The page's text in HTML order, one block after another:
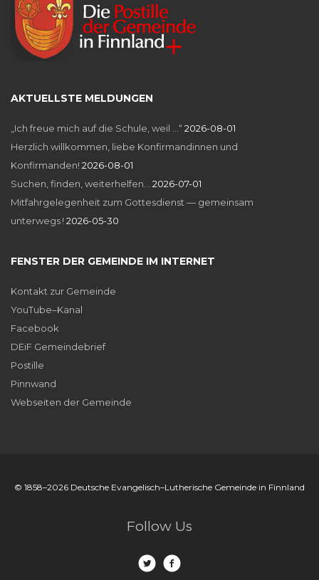
AKTUELLSTE MELDUNGEN
„Ich freue mich auf die Schule, weil …“ 2026-08-01
Herzlich willkommen, liebe Konfirmandinnen und
Konfirmanden! 2026-08-01
Suchen, finden, weiterhelfen…
2026-07-01
Mitfahrgelegenheit zum Gottesdienst — gemeinsam
unterwegs ! 2026-05-30
FENSTER DER GEMEINDE IM INTERNET
Kontakt zur Gemeinde
YouTube–Kanal
Facebook
DEiF Gemeindebrief
Postille
Pinnwand
Webseiten der Gemeinde
© 1858–2026 Deutsche Evangelisch–Lutherische Gemeinde in Finnland
Follow Us